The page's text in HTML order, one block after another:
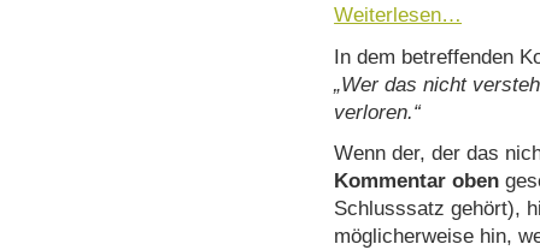
Weiterlesen…
In dem betreffenden
„Wer das nicht
verloren.“
Wenn der, der das
Kommentar oben
Schlusssatz gehört),
möglicherweise hin,